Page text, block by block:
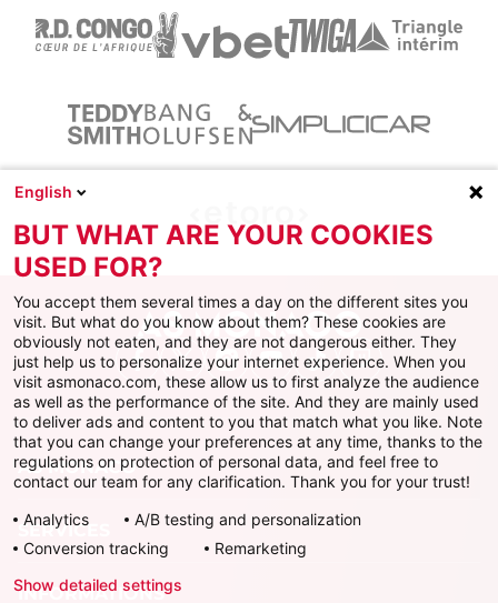
Facebook
X Instagram
YoutubeTikTokTwitch
AS MONACO
SERVICES
INFORMATIONS
English
BUT WHAT ARE YOUR COOKIES
USED FOR?
You accept them several times a day on the different sites you
visit. But what do you know about them? These cookies are
obviously not eaten, and they are not dangerous either. They
just help us to personalize your internet experience. When you
visit asmonaco.com, these allow us to first analyze the audience
as well as the performance of the site. And they are mainly used
to deliver ads and content to you that match what you like. Note
that you can change your preferences at any time, thanks to the
regulations on protection of personal data, and feel free to
contact our team for any clarification. Thank you for your trust!
Analytics
A/B testing and personalization
Conversion tracking
Remarketing
Show detailed settings